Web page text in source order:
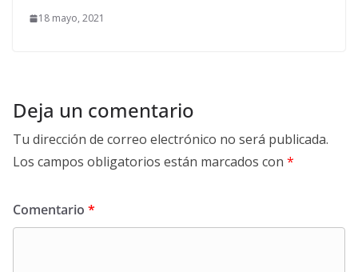
18 mayo, 2021
Deja un comentario
Tu dirección de correo electrónico no será publicada.
Los campos obligatorios están marcados con *
Comentario *